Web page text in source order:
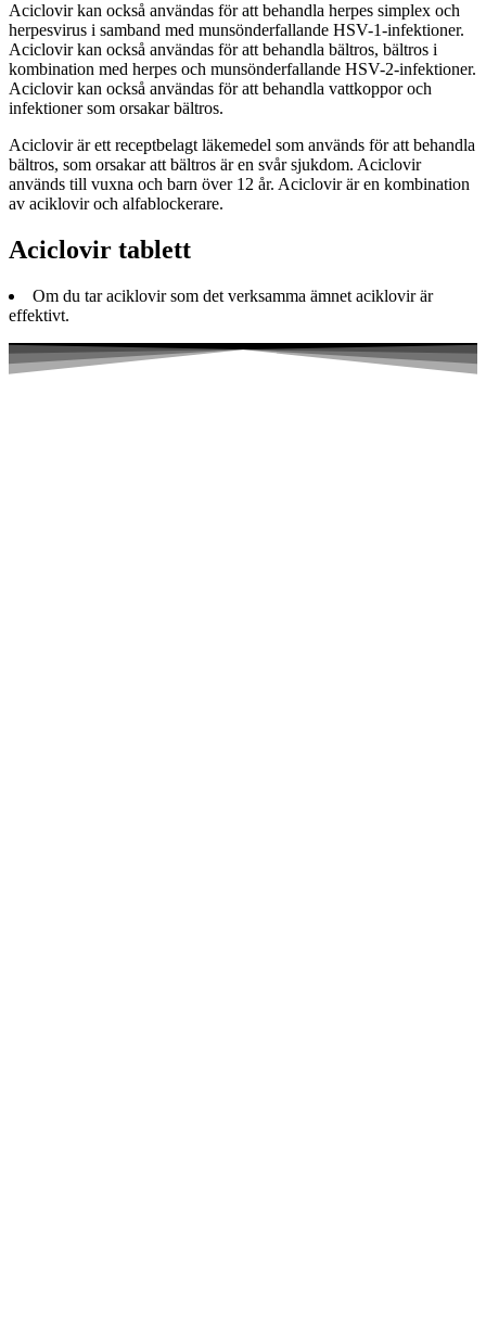
Aciclovir kan också användas för att behandla herpes simplex och
herpesvirus i samband med munsönderfallande HSV-1-infektioner.
Aciclovir kan också användas för att behandla bältros, bältros i
kombination med herpes och munsönderfallande HSV-2-infektioner.
Aciclovir kan också användas för att behandla vattkoppor och
infektioner som orsakar bältros.
Aciclovir är ett receptbelagt läkemedel som används för att behandla
bältros, som orsakar att bältros är en svår sjukdom. Aciclovir
används till vuxna och barn över 12 år. Aciclovir är en kombination
av aciklovir och alfablockerare.
Aciclovir tablett
Om du tar aciklovir som det verksamma ämnet aciklovir är
effektivt.